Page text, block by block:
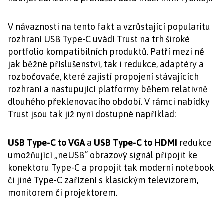
V návaznosti na tento fakt a vzrůstající popularitu
rozhraní USB Type-C uvádí Trust na trh široké
portfolio kompatibilních produktů. Patří mezi ně
jak běžné příslušenství, tak i redukce, adaptéry a
rozbočovače, které zajistí propojení stávajících
rozhraní a nastupující platformy během relativně
dlouhého překlenovacího období. V rámci nabídky
Trust jsou tak již nyní dostupné například:
USB Type-C to VGAa USB Type-C to HDMI redukce
umožňující „neUSB“ obrazový signál připojit ke
konektoru Type-C a propojit tak moderní notebook
či jiné Type-C zařízení s klasickým televizorem,
monitorem či projektorem.